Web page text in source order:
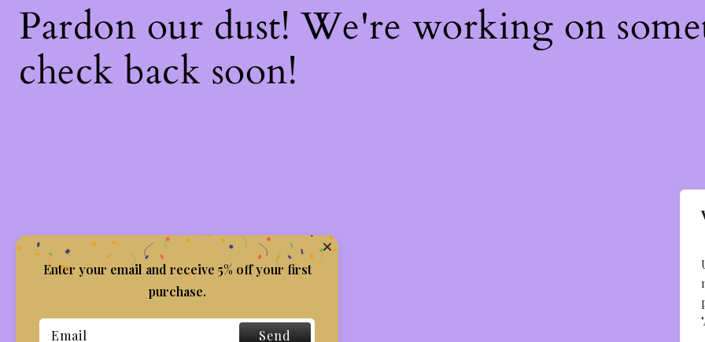
Pardon our dust! We're working on
check back soon!
Enter your email and receive 5% off your first
purchase.
Send